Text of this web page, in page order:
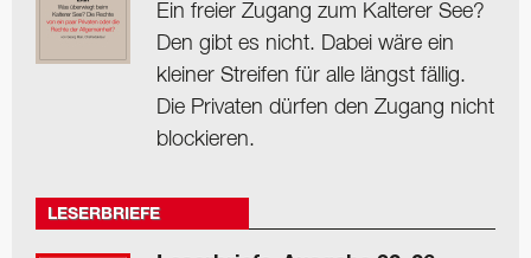
Ein freier Zugang zum Kalterer See?
Den gibt es nicht. Dabei wäre ein
kleiner Streifen für alle längst fällig.
Die Privaten dürfen den Zugang nicht
blockieren.
LESERBRIEFE